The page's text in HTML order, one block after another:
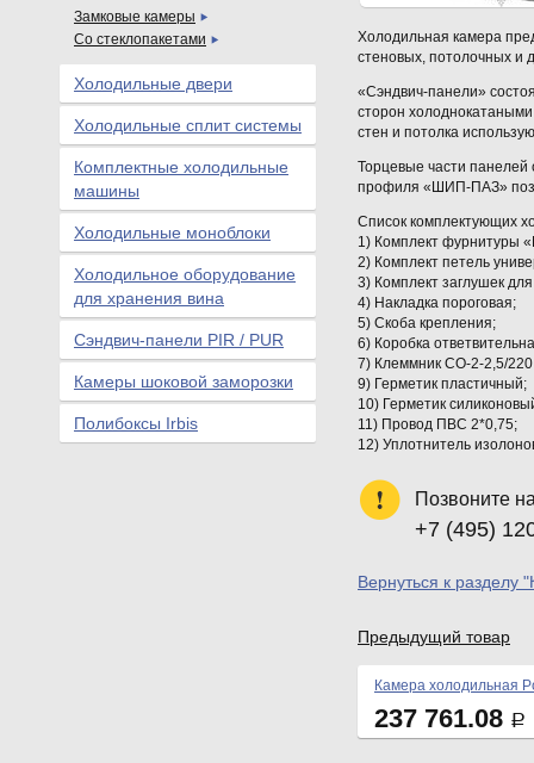
Холодильная камера
стеновых, потолочных и
«Сэндвич-панели»
сторон
стен и потолка
Торцевые части
профиля «ШИП-ПАЗ»
Список комплектующих
1) Комплект фурнитуры
2) Комплект петель
3) Комплект заглушек
4) Накладка пороговая;
5) Скоба крепления;
6) Коробка
7) Клеммник СО-2-2,5/
9) Герметик пластичный;
10) Герметик
11) Провод ПВС 2*0,75;
12) Уплотнитель
Позвоните
+7 (495)
Вернуться к
Предыдущий товар
Камера холодильная
237 761.08 Р
Замковые камеры
Со стеклопакетами
Холодильные двери
Холодильные сплит системы
Комплектные холодильные
машины
Холодильные моноблоки
Холодильное оборудование
для хранения вина
Сэндвич-панели PIR / PUR
Камеры шоковой заморозки
Полибоксы Irbis